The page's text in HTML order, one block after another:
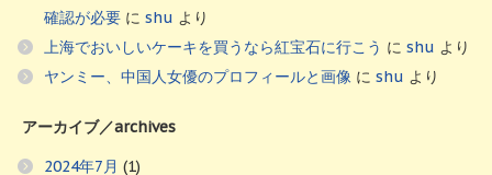
確認が必要 に shu より
上海でおいしいケーキを買うなら紅宝石に行こう に shu より
ヤンミー、中国人女優のプロフィールと画像 に shu より
アーカイブ／archives
2024年7月 (1)